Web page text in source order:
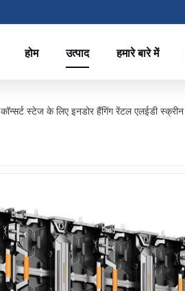
होम उत्पाद हमारे बारे में
कॉन्सर्ट स्टेज के लिए इनडोर हैंगिंग रेंटल एलईडी स्क्रीन